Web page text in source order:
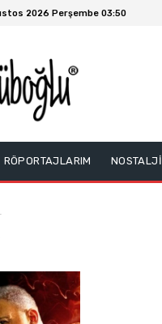
2026 Perşembe 03:50
RÖPORTAJLARIM NOSTALJİ